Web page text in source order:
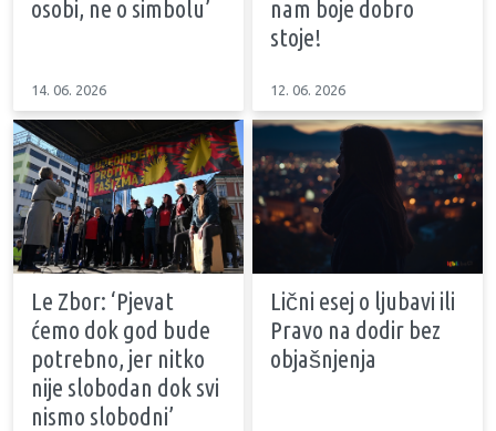
osobi, ne o simbolu’
14. 06. 2026
nam boje dobro
stoje!
12. 06. 2026
Le Zbor: ‘Pjevat
ćemo dok god bude
potrebno, jer nitko
nije slobodan dok svi
nismo slobodni’
Lični esej o ljubavi ili
Pravo na dodir bez
objašnjenja